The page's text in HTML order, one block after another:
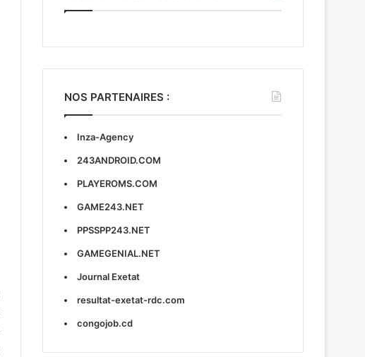
NOS PARTENAIRES :
Inza-Agency
243ANDROID.COM
PLAYEROMS.COM
GAME243.NET
PPSSPP243.NET
GAMEGENIAL.NET
Journal Exetat
resultat-exetat-rdc.com
congojob.cd